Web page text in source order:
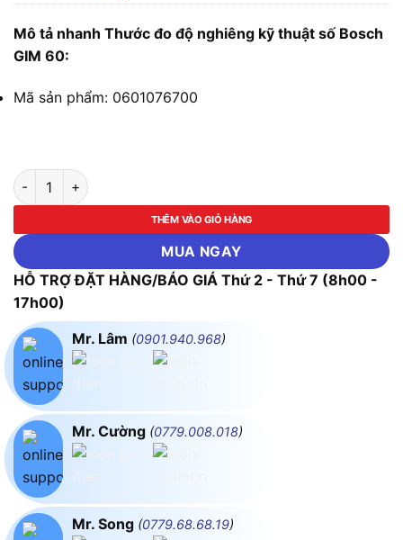
Mô tả nhanh Thước đo độ nghiêng kỹ thuật số Bosch
GIM 60:
Mã sản phẩm: 0601076700
Thước đo độ nghiêng kỹ thuật số Bosch GIM 60 số lượng
THÊM VÀO GIỎ HÀNG
MUA NGAY
HỖ TRỢ ĐẶT HÀNG/BÁO GIÁ Thứ 2 - Thứ 7 (8h00 -
17h00)
Mr. Lâm (0901.940.968)
Mr. Cường (0779.008.018)
Mr. Song (0779.68.68.19)